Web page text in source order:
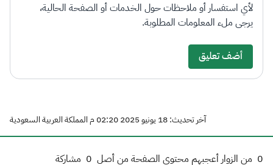
لأي استفسار أو ملاحظات حول الخدمات أو الصفحة الحالية،
يرجى ملء المعلومات المطلوبة.
أضف تعليق
آخر تحديث: 18 يونيو 2025 02:20 م المملكة العربية السعودية
0 من الزوار أعجبهم محتوى الصفحة من أصل 0 مشاركة